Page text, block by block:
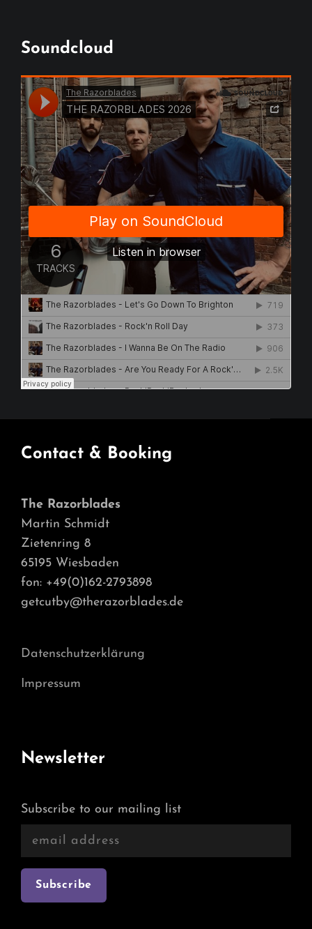
Soundcloud
Contact & Booking
The Razorblades
Martin Schmidt
Zietenring 8
65195 Wiesbaden
fon: +49(0)162-2793898
getcutby@therazorblades.de
Datenschutzerklärung
Impressum
Newsletter
Subscribe to our mailing list